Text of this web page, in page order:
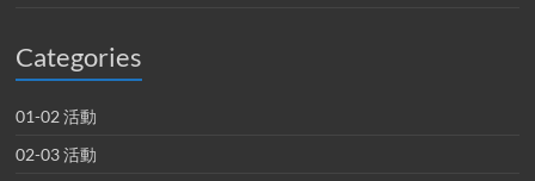
Categories
01-02 活動
02-03 活動